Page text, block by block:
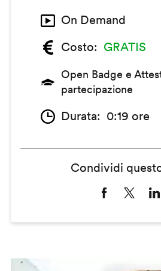
On Demand
Costo
GRATIS
Open Badge e
partecipazione
Durata 0:19 ore
Condividi